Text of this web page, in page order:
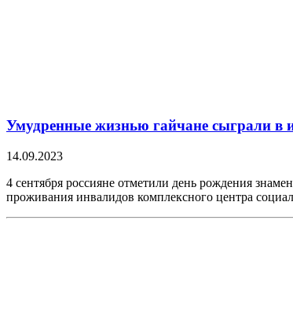
Умудренные жизнью гайчане сыграли в
14.09.2023
4 сентября россияне отметили день рождения
проживания инвалидов комплексного центра